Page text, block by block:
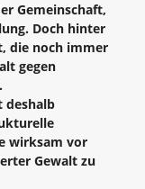
Gemeinschaft,
Doch hinter
die noch immer
gegen
deshalb
wirksam vor
Gewalt zu